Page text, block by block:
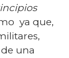
ya que,
una